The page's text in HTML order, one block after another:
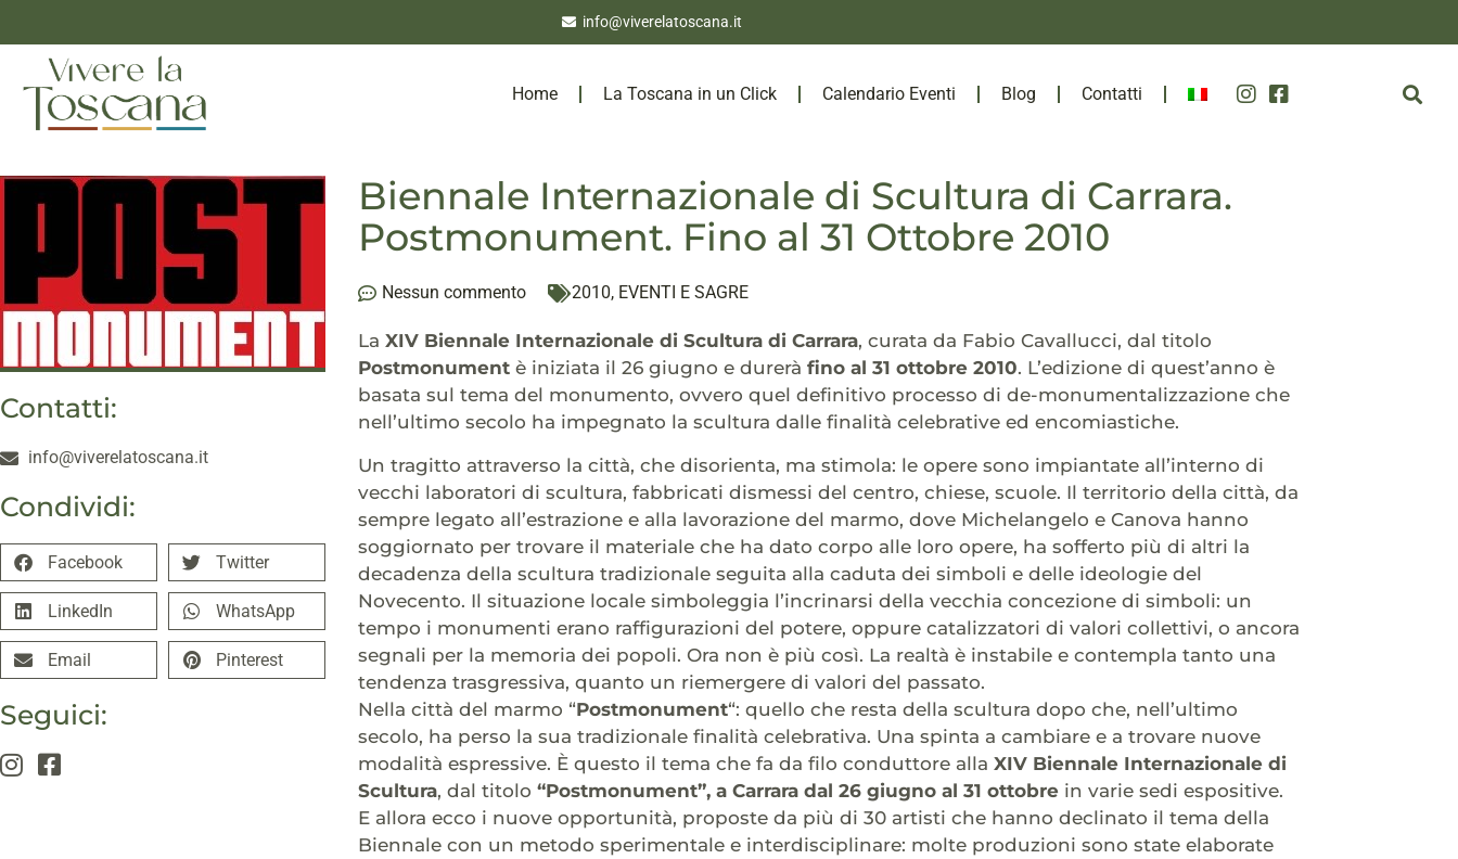
info@viverelatoscana.it
Home La Toscana in un Click Calendario Eventi Blog Contatti
Contatti:
info@viverelatoscana.it
Condividi:
Facebook Twitter
LinkedIn WhatsApp
Email Pinterest
Seguici:
Biennale Internazionale di Scultura di Carrara.
Postmonument. Fino al 31 Ottobre 2010
Nessun commento 2010, EVENTI E SAGRE
La XIV Biennale Internazionale di Scultura di Carrara, curata da Fabio Cavallucci, dal titolo
Postmonument è iniziata il 26 giugno e durerà fino al 31 ottobre 2010. L’edizione di quest’anno è
basata sul tema del monumento, ovvero quel definitivo processo di de-monumentalizzazione che
nell’ultimo secolo ha impegnato la scultura dalle finalità celebrative ed encomiastiche.
Un tragitto attraverso la città, che disorienta, ma stimola: le opere sono impiantate all’interno di
vecchi laboratori di scultura, fabbricati dismessi del centro, chiese, scuole. Il territorio della città, da
sempre legato all’estrazione e alla lavorazione del marmo, dove Michelangelo e Canova hanno
soggiornato per trovare il materiale che ha dato corpo alle loro opere, ha sofferto più di altri la
decadenza della scultura tradizionale seguita alla caduta dei simboli e delle ideologie del
Novecento. Il situazione locale simboleggia l’incrinarsi della vecchia concezione di simboli: un
tempo i monumenti erano raffigurazioni del potere, oppure catalizzatori di valori collettivi, o ancora
segnali per la memoria dei popoli. Ora non è più così. La realtà è instabile e contempla tanto una
tendenza trasgressiva, quanto un riemergere di valori del passato.
Nella città del marmo “Postmonument“: quello che resta della scultura dopo che, nell’ultimo
secolo, ha perso la sua tradizionale finalità celebrativa. Una spinta a cambiare e a trovare nuove
modalità espressive. È questo il tema che fa da filo conduttore alla XIV Biennale Internazionale di
Scultura, dal titolo “Postmonument”, a Carrara dal 26 giugno al 31 ottobre in varie sedi espositive.
E allora ecco i nuove opportunità, proposte da più di 30 artisti che hanno declinato il tema della
Biennale con un metodo sperimentale e interdisciplinare: molte produzioni sono state elaborate